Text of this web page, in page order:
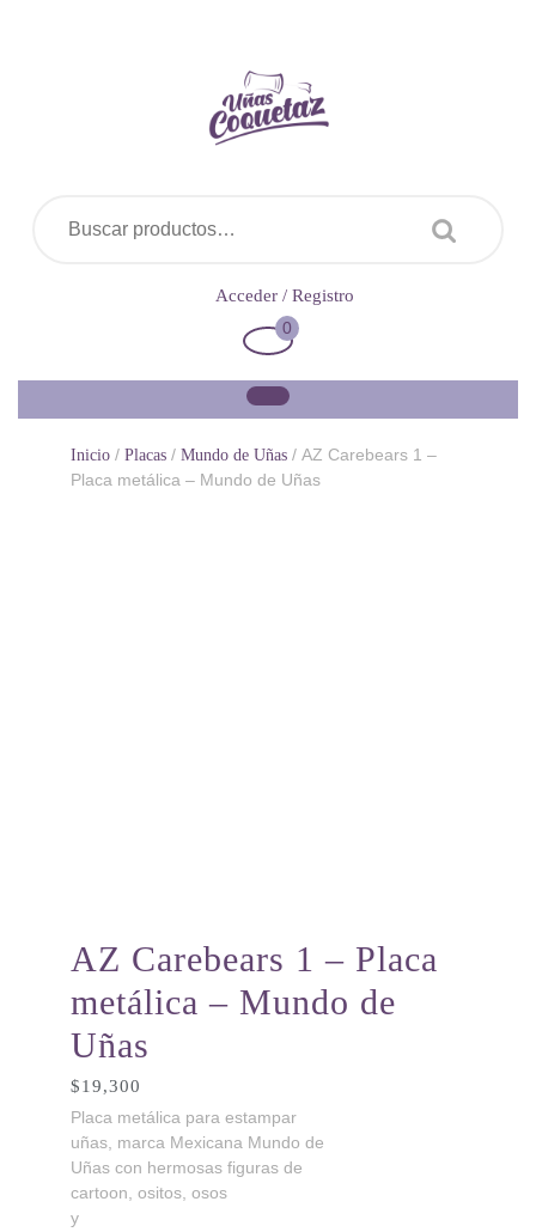
Acceder / Registro
Carrito
0
Inicio / Placas / Mundo de Uñas / AZ Carebears 1 –
Placa metálica – Mundo de Uñas
AZ Carebears 1 – Placa
metálica – Mundo de
Uñas
$19,300
Placa metálica para estampar
uñas, marca Mexicana Mundo de
Uñas con hermosas figuras de
cartoon, ositos, osos
y